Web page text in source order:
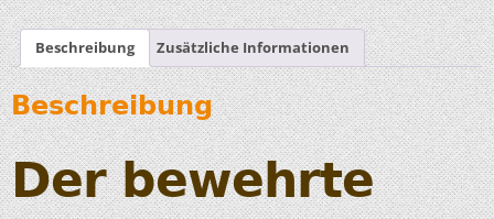
Beschreibung Zusätzliche Informationen
Beschreibung
Der bewehrte